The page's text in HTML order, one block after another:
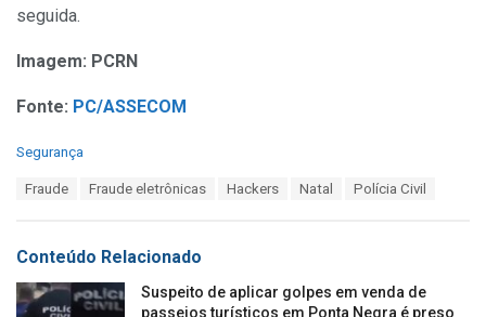
seguida.
Imagem: PCRN
Fonte: PC/ASSECOM
C
o
r
i
e
Segurança
:
Fraude Fraude eletrônicas Hackers Natal Polícia Civil
Conteúdo Relacionado
Suspeito de aplicar golpes em venda de
passeios turísticos em Ponta Negra é preso